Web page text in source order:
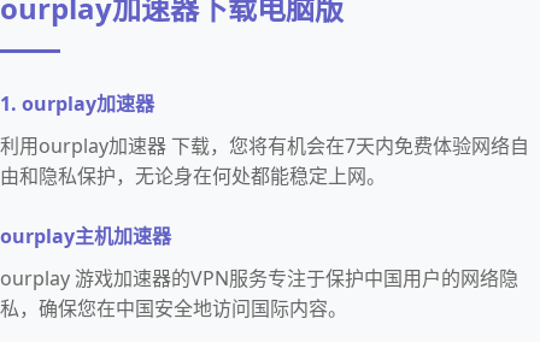
1. ourplay加速器
利用ourplay加速器 下载，您将有机会在7天内免费体验网络自
由和隐私保护，无论身在何处都能稳定上网。
ourplay主机加速器
ourplay 游戏加速器的VPN服务专注于保护中国用户的网络隐
私，确保您在中国安全地访问国际内容。